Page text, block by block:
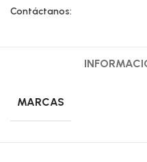
Contáctanos:
MARCAS